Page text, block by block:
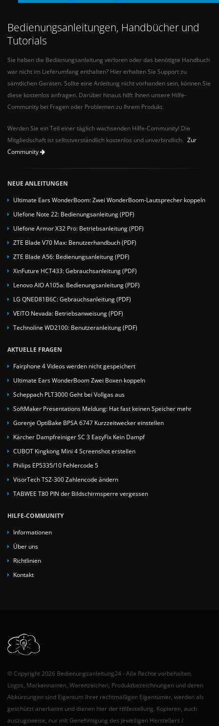
Bedienungsanleitungen, Handbücher und
Tutorials
Sie haben die Bedienungsanleitung verloren oder das benötigte Handbuch
war nicht im Lieferumfang enthalten? Hier erhalten Sie Support zu
sämtlichen Geräten. Sollte eine Anleitung nicht vorhanden sein, können Sie
diese kostenlos anfragen. Darüber hinaus hilft Ihnen unsere Hilfe-
Community bei Fragen oder Problemen zu Ihrem Produkt.
Werden Sie ein Teil einer täglich wachsenden Hilfe-Community! Die
Mitgliedschaft ist selbstverständlich kostenlos und unverbindlich. Zur
Community
NEUE ANLEITUNGEN
Ultimate Ears WonderBoom: Zwei WonderBoom-Lautsprecher koppeln
Ulefone Note 22: Bedienungsanleitung (PDF)
Ulefone Armor X32 Pro: Betriebsanleitung (PDF)
ZTE Blade V70 Max: Benutzerhandbuch (PDF)
ZTE Blade A56: Bedienungsanleitung (PDF)
XinFuture HCT433: Gebrauchsanleitung (PDF)
Lenovo AIO A105a: Bedienungsanleitung (PDF)
LG QNED81B6C: Gebrauchsanleitung (PDF)
VEITO Nevada: Betriebsanweisung (PDF)
Technoline WD2100: Benutzeranleitung (PDF)
AKTUELLE FRAGEN
Fairphone 4 Videos werden nicht gespeichert
Ultimate Ears WonderBoom Zwei Boxen koppeln
Scheppach PLT3000 Geht bei Vollgas aus
SoftMaker Presentations Meldung: Hat fast keinen Speicher mehr
Gorenje OptiBake BPSA 6747 Kurzzeitwecker einstellen
Kärcher Dampfreiniger SC 3 EasyFix Kein Dampf
CUBOT Kingkong Mini 4 Screenshot erstellen
Philips EP5335/10 Fehlercode 5
VisorTech TSZ-300 Zahlencode ändern
TABWEE T80 PIN der Bildschirmsperre vergessen
HILFE-COMMUNITY
Informationen
Über uns
Richtlinien
Kontakt
© Copyright 2026 Bedienungsanleitung24 - Alle Rechte vorbehalten.
Logos, Markennamen, Warenzeichen, Produktbezeichnungen und deren
Abkürzungen sind Eigentum Ihrer rechtmäßigen Eigentümer, werden als
geschützt anerkannt und dienen hier der Hilfestellung. Kopieren, auch
auszugsweise, nur mit Genehmigung des jeweiligen Herstellers /